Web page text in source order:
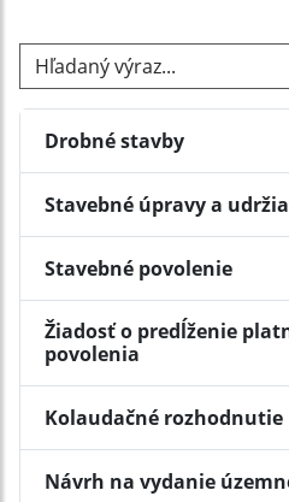
Hľadaný výraz...
Drobné stavby
Stavebné úpravy a
Stavebné povolenie
Žiadosť o predĺženie
povolenia
Kolaudačné rozhodnutie
Návrh na vydanie